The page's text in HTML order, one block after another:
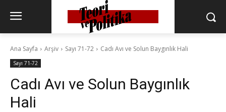
Ana Sayfa Arşiv Sayı 71-72 Cadı Avı ve Solun Baygınlık Hali
Sayı 71-72
Cadı Avı ve Solun Baygınlık
Hali